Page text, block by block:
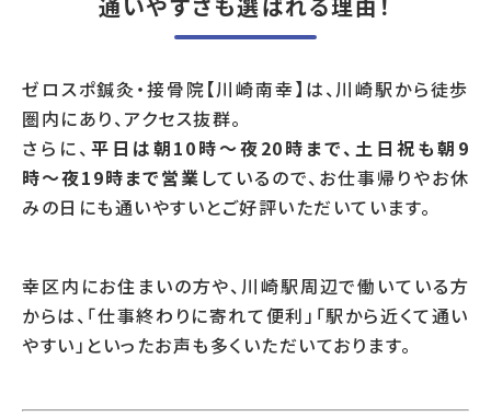
ゼロスポ鍼灸・接骨院【川崎南幸】は、川崎駅から徒歩
圏内にあり、アクセス抜群。
さらに、 平日は朝10時〜夜20時まで、土日祝も朝9
時〜夜19時まで営業 しているので、お仕事帰りやお休
みの日にも通いやすいとご好評いただいています。
幸区内にお住まいの方や、川崎駅周辺で働いている方
からは、「仕事終わりに寄れて便利」「駅から近くて通い
やすい」といったお声も多くいただいております。